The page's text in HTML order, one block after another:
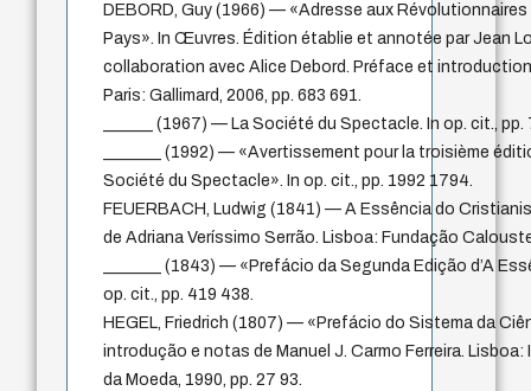
DEBORD, Guy (1966) — «Adresse aux
Pays». In Œuvres. Édition établie et annotée par Jean
collaboration avec Alice Debord. Préface et
Paris: Gallimard, 2006, pp. 683 691.
______ (1967) — La Société du Spectacle. In op. cit., pp.
_______ (1992) — «Avertissement pour la troisième
Société du Spectacle». In op. cit., pp. 1992 1794.
FEUERBACH, Ludwig (1841) — A Essência do
de Adriana Veríssimo Serrão. Lisboa: Fundação
_______ (1843) — «Prefácio da Segunda Edição d’A
op. cit., pp. 419 438.
HEGEL, Friedrich (1807) — «Prefácio do Sistema da
introdução e notas de Manuel J. Carmo Ferreira.
da Moeda, 1990, pp. 27 93.